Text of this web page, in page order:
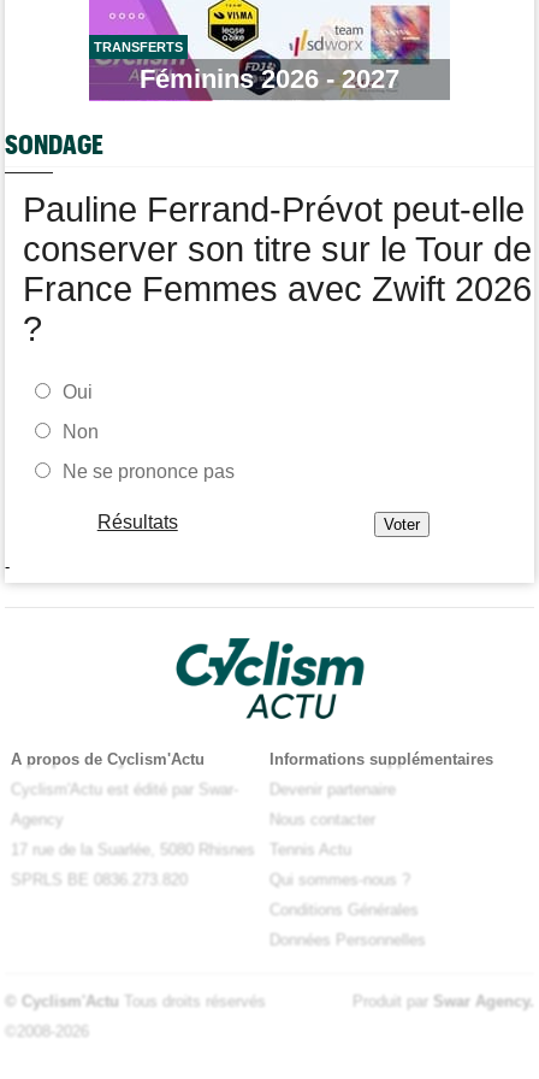
Tour de Pologne
Jan Christen : "J'aurais aussi pu gagner au sprint..."
Transfert
Lotto-Intermarché va faire passer pro trois jeunes de sa
formation
Tour de France Femmes
TRANSFERTS
Féminins 2026 - 2027
SONDAGE
Pauline Ferrand-Prévot peut-elle
conserver son titre sur le Tour de
France Femmes avec Zwift 2026
?
Oui
Non
Ne se prononce pas
Résultats
-
A propos de Cyclism'Actu
Cyclism'Actu est édité par Swar-
Agency
17 rue de la Suarlée, 5080 Rhisnes
SPRLS BE 0836.273.820
Informations supplémentaires
Devenir partenaire
Nous contacter
Tennis Actu
Qui sommes-nous ?
Conditions Générales
Données Personnelles
© Cyclism'Actu Tous droits réservés
©2008-2026
Produit par Swar Agency.